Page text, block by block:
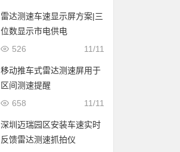
雷达测速车速显示屏方案|三
位数显示市电供电
11/11
526
移动推车式雷达测速屏用于
区间测速提醒
11/11
658
深圳迈瑞园区安装车速实时
反馈雷达测速抓拍仪